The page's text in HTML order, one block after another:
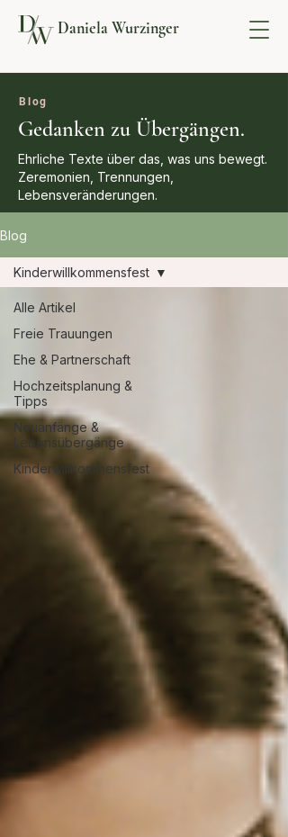
Daniela Wurzinger
Blog
Gedanken zu Übergängen.
Ehrliche Texte über das, was uns bewegt.
Zeremonien, Trennungen,
Lebensveränderungen.
Blog
Alle Artikel
Freie Trauungen
Ehe & Partnerschaft
Hochzeitsplanung &
Tipps
Neuanfänge &
Lebensübergänge
Kinderwillkommensfest
Kinderwillkommensfest